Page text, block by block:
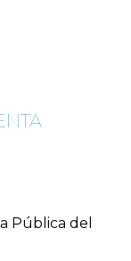
Pública del